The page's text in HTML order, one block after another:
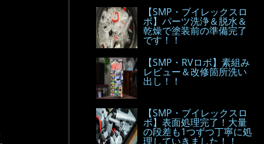
【SMP・ブイレックスロ
ボ】パーツ洗浄＆脱水＆
乾燥で塗装前の準備完了
です！！
【SMP・RVロボ】素組み
レビュー＆改修箇所洗い
出し！！
【SMP・ブイレックスロ
ボ】表面処理完了！大量
の段差も1つずつ丁寧に処
理していきました！！